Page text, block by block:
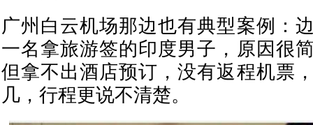
广州白云机场那边也有典型案例：
一名拿旅游签的印度男子，原因很
但拿不出酒店预订，没有返程机票
几，行程更说不清楚。